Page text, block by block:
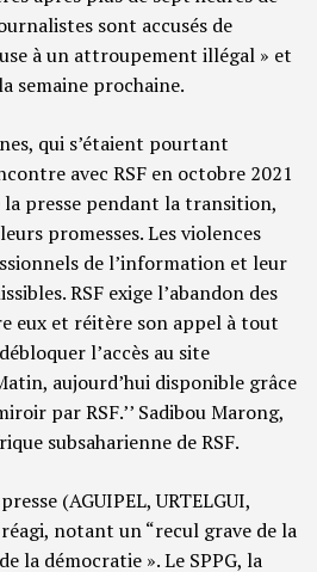
sont accusés de
à un attroupement illégal » et
semaine prochaine.
qui s’étaient pourtant
avec RSF en octobre 2021
presse pendant la transition,
promesses. Les violences
de l’information et leur
RSF exige l’abandon des
eux et réitère son appel à tout
l’accès au site
aujourd’hui disponible grâce
par RSF.’’ Sadibou Marong,
subsaharienne de RSF.
(AGUIPEL, URTELGUI,
notant un “recul grave de la
la démocratie ». Le SPPG, la